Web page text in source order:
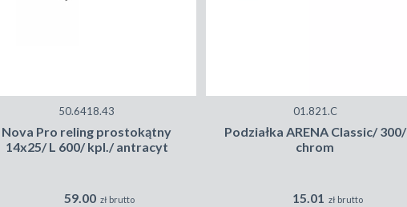
50.6418.43
Nova Pro reling prostokątny
14x25/ L 600/ kpl./ antracyt
59.00 zł brutto
01.821.C
Podziałka ARENA Classic/ 300/
chrom
15.01 zł brutto